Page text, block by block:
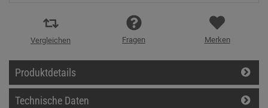
Vergleichen Fragen Merken
Produktdetails
Technische Daten